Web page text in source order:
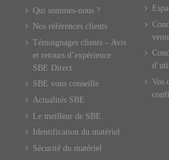
Qui sommes-nous ?
Nos références clients
Témoignages clients – Avis
et retours d’expérience
SBE Direct
SBE vous conseille
Actualités SBE
Le meilleur de SBE
Identification du matériel
Sécurité du matériel
Vos